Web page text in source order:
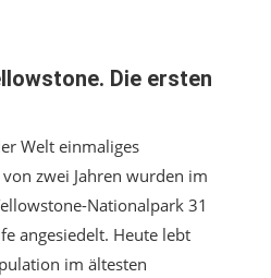
Die ersten
Welt einmaliges
zwei Jahren wurden im
Nationalpark 31
angesiedelt. Heute lebt
im ältesten